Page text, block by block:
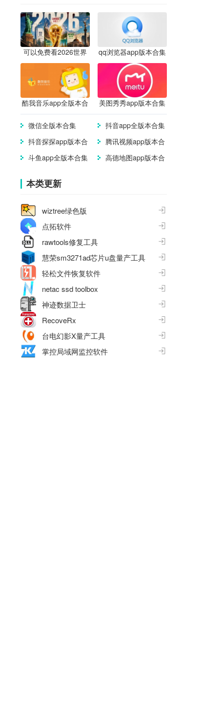
可以免费看2026世界
杯直播的app合集
qq浏览器app版本合集
酷我音乐app全版本合
集
美图秀秀app版本合集
微信全版本合集
抖音app全版本合集
抖音探探app版本合
腾讯视频app版本合
斗鱼app全版本合集
高德地图app版本合
本类更新
wiztree绿色版
点拓软件
rawtools修复工具
慧荣sm3271ad芯片u盘量产工具
轻松文件恢复软件
netac ssd toolbox
神迹数据卫士
RecoveRx
台电幻影X量产工具
掌控局域网监控软件